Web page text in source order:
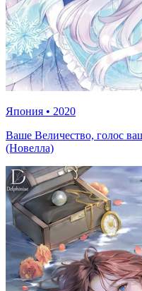
Япония • 2020
Ваше Величество, голос
(Новелла)